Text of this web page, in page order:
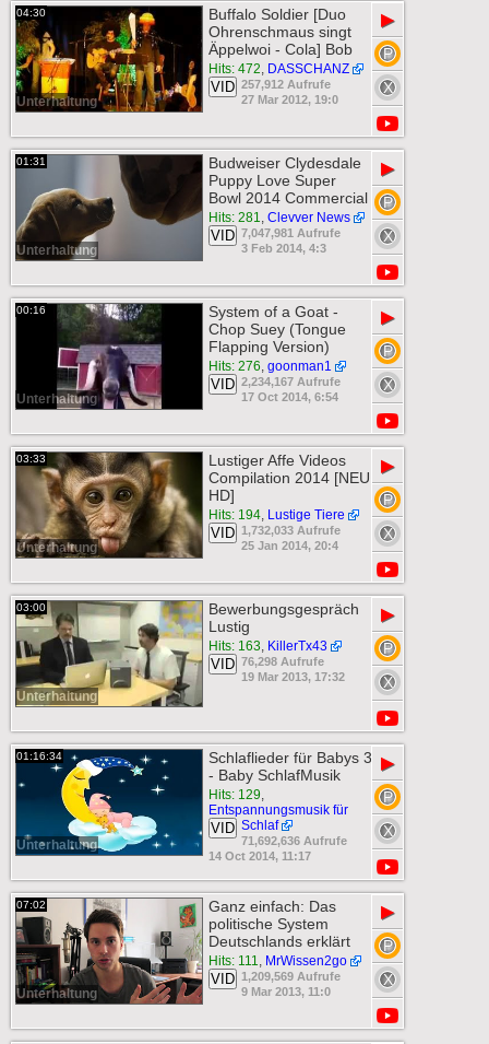
04:30
Unterhaltung
Buffalo Soldier [Duo
Ohrenschmaus singt
Äppelwoi - Cola] Bob
Hits: 472, DASSCHANZ
VID 257,912 Aufrufe
27 Mar 2012, 19:0
▶
01:31
Unterhaltung
Budweiser Clydesdale
Puppy Love Super
Bowl 2014 Commercial
Hits: 281, Clevver News
VID 7,047,981 Aufrufe
3 Feb 2014, 4:3
▶
00:16
Unterhaltung
System of a Goat -
Chop Suey (Tongue
Flapping Version)
Hits: 276, goonman1
VID 2,234,167 Aufrufe
17 Oct 2014, 6:54
▶
03:33
Unterhaltung
Lustiger Affe Videos
Compilation 2014 [NEU
HD]
Hits: 194, Lustige Tiere
VID 1,732,033 Aufrufe
25 Jan 2014, 20:4
▶
03:00
Unterhaltung
Bewerbungsgespräch
Lustig
Hits: 163, KillerTx43
VID 76,298 Aufrufe
19 Mar 2013, 17:32
▶
01:16:34
Unterhaltung
Schlaflieder für Babys 3
- Baby SchlafMusik
Hits: 129,
Entspannungsmusik für
Schlaf
VID
71,692,636 Aufrufe
14 Oct 2014, 11:17
▶
07:02
Unterhaltung
Ganz einfach: Das
politische System
Deutschlands erklärt
Hits: 111, MrWissen2go
VID 1,209,569 Aufrufe
9 Mar 2013, 11:0
▶